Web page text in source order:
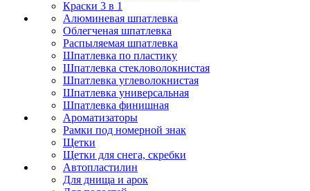
Краски 3 в 1
Алюминевая шпатлевка
Облегченая шпатлевка
Распыляемая шпатлевка
Шпатлевка по пластику
Шпатлевка стекловолокнистая
Шпатлевка углеволокнистая
Шпатлевка универсальная
Шпатлевка финишная
Ароматизаторы
Рамки под номерной знак
Щетки
Щетки для снега, скребки
Автопластилин
Для днища и арок